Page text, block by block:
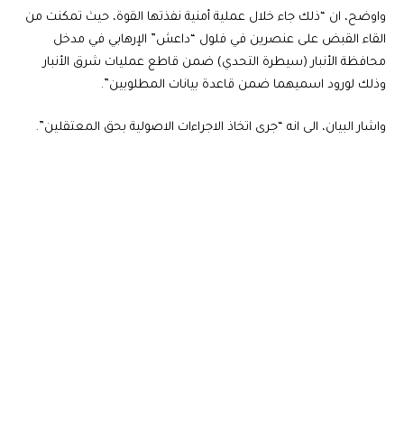
واوضح، ان “ذلك جاء خلال عملية أمنية نفذتها القوة، حيث تمكنت من
القاء القبض على عنصرين في فلول “داعش” الإرهابي في مدخل
محافظة الأنبار (سيطرة التحدي) ضمن قاطع عمليات شرق الأنبار
وذلك لورود اسميهما ضمن قاعدة بيانات المطلوبين”.
واشار البيان، الى انه “جرى اتخاذ الاجراءات الاصولية بحق المعتقلين”.